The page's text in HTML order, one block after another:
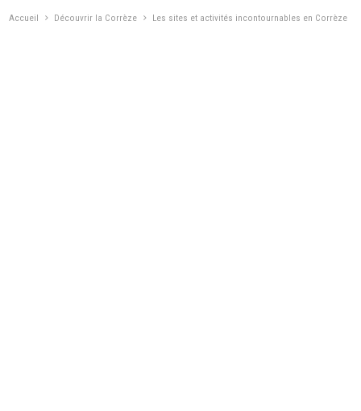
Accueil Découvrir la Corrèze Les sites et activités incontournables en Corrèze